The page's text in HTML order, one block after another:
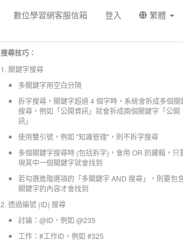
數位學習網客服信箱 登入 繁體
搜尋技巧：
1. 關鍵字搜尋
多關鍵字用空白分隔
拆字搜尋，關鍵字超過 4 個字時，系統會拆成多個關
搜尋，例如「公開資訊」就會拆成兩個關鍵字「公開
訊」
使用雙引號，例如 "知識管理"，則不拆字搜尋
多個關鍵字搜尋時 (包括拆字)，會用 OR 的邏輯，只
現其中一個關鍵字就會找到
若勾選進階選項的「多關鍵字 AND 搜尋」，則要包
關鍵字的內容才會找到
2. 透過編號 (ID) 搜尋
討論：@ID，例如 @235
工作：#工作ID，例如 #325